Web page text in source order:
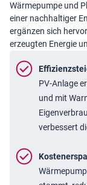
Wärmepumpe und
einer nachhaltiger
ergänzen sich
erzeugten Energie
PV-Anlage
und mit
verbessert